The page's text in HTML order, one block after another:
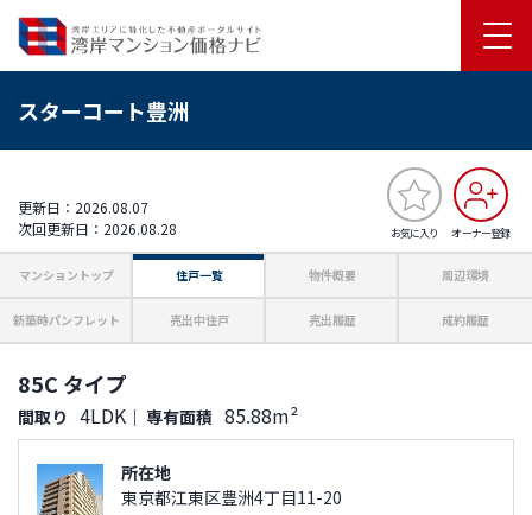
スターコート豊洲
お気に入り オーナー登録
更新日：2026.08.07
次回更新日：2026.08.28
マンショントップ 住戸一覧 物件概要 周辺環境
新築時パンフレット 売出中住戸 売出履歴 成約履歴
85C タイプ
間取り 4LDK ｜ 専有面積 85.88m²
所在地
東京都江東区豊洲4丁目11-20